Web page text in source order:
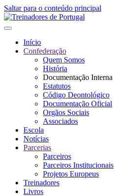
Saltar para o conteúdo principal
Início
Confederação
Quem Somos
História
Documentação Interna
Estatutos
Código Deontológico
Documentação Oficial
Orgãos Sociais
Associados
Escola
Notícias
Parcerias
Parceiros
Parceiros Institucionais
Projetos Europeus
Treinadores
Livros